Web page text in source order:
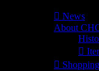
News
About
Shopping